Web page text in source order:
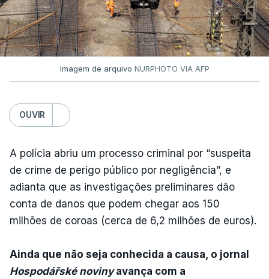
Imagem de arquivo NURPHOTO VIA AFP
OUVIR
A polícia abriu um processo criminal por “suspeita
de crime de perigo público por negligência”, e
adianta que as investigações preliminares dão
conta de danos que podem chegar aos 150
milhões de coroas (cerca de 6,2 milhões de euros).
Ainda que não seja conhecida a causa, o jornal
Hospodářské novinyavança com a